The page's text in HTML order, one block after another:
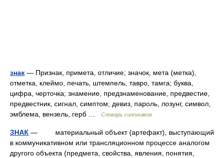
знак — Признак, примета, отличие; значок, мета (метка),
отметка, клеймо, печать, штемпель, тавро, тамга; буква,
цифра, черточка; знамение, предзнаменование, предвестие,
предвестник, сигнал, симптом; девиз, пароль, лозунг, символ,
эмблема, вензель, герб …
Словарь синонимов
ЗНАК — материальный объект (артефакт), выступающий
в коммуникативном или трансляционном процессе аналогом
другого объекта (предмета, свойства, явления, понятия,